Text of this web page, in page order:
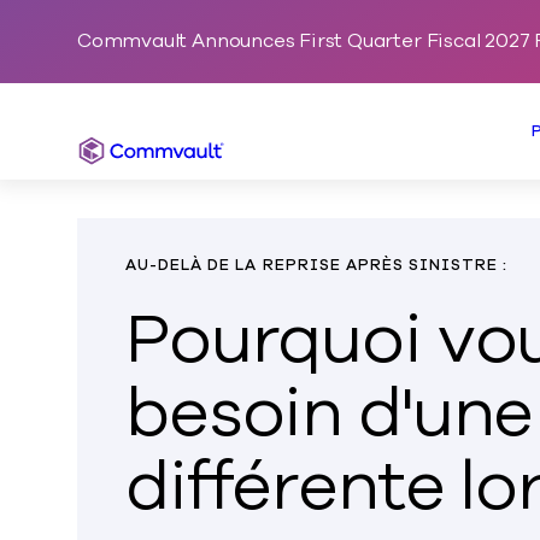
Commvault Announces First Quarter Fiscal 2027
Commvault
AU-DELÀ DE LA REPRISE APRÈS SINISTRE :
Pourquoi
besoin
différente